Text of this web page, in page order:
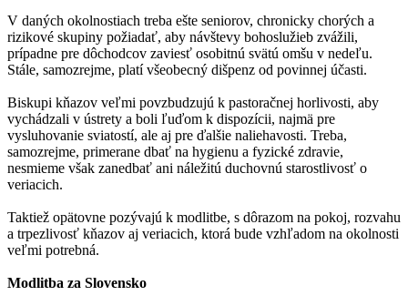
V daných okolnostiach treba ešte seniorov, chronicky chorých a
rizikové skupiny požiadať, aby návštevy bohoslužieb zvážili,
prípadne pre dôchodcov zaviesť osobitnú svätú omšu v nedeľu.
Stále, samozrejme, platí všeobecný dišpenz od povinnej účasti.
Biskupi kňazov veľmi povzbudzujú k pastoračnej horlivosti, aby
vychádzali v ústrety a boli ľuďom k dispozícii, najmä pre
vysluhovanie sviatostí, ale aj pre ďalšie naliehavosti. Treba,
samozrejme, primerane dbať na hygienu a fyzické zdravie,
nesmieme však zanedbať ani náležitú duchovnú starostlivosť o
veriacich.
Taktiež opätovne pozývajú k modlitbe, s dôrazom na pokoj, rozvahu
a trpezlivosť kňazov aj veriacich, ktorá bude vzhľadom na okolnosti
veľmi potrebná.
Modlitba za Slovensko